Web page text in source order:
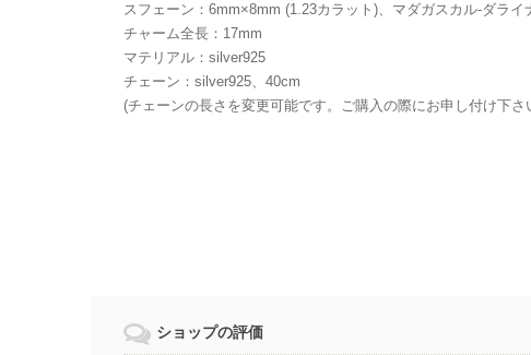
スフェーン：6mm×8mm (1.23カラット)、マダガスカル-ダライ
チャーム全長：17mm
マテリアル：silver925
チェーン：silver925、40cm
(チェーンの長さを変更可能です。ご購入の際にお申し付け下さ
ショップの評価